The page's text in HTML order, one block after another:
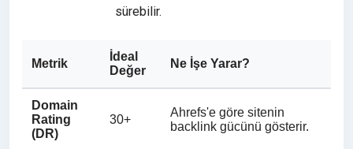
sürebilir.
Metrik
İdeal
Değer
Ne İşe Yarar?
Domain
Rating
(DR)
30+
Ahrefs'e göre sitenin
backlink gücünü gösterir.